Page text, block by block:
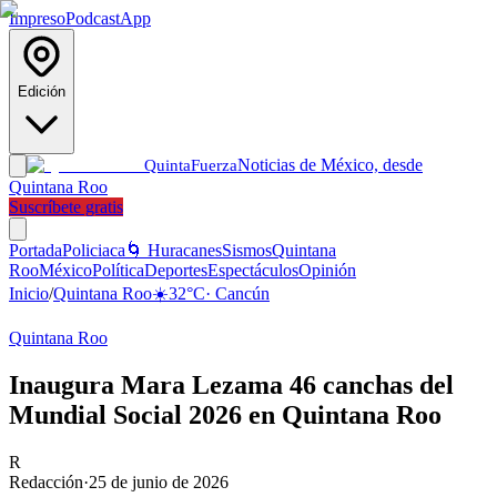
ImpresoPodcastApp
Edición
QuintaFuerzaNoticias de México, desde
Quintana Roo
Suscríbete gratis
PortadaPoliciaca 🌀 HuracanesSismosQuintana
RooMéxicoPolíticaDeportesEspectáculosOpinión
Inicio/Quintana Roo☀️32°C· Cancún
Quintana Roo
Inaugura Mara Lezama 46 canchas del
Mundial Social 2026 en Quintana Roo
R
Redacción·25 de junio de 2026